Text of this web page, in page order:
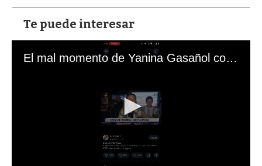
Te puede interesar
El mal momento de Yanina Gasañol con un hincha argentino en "Subrayado"